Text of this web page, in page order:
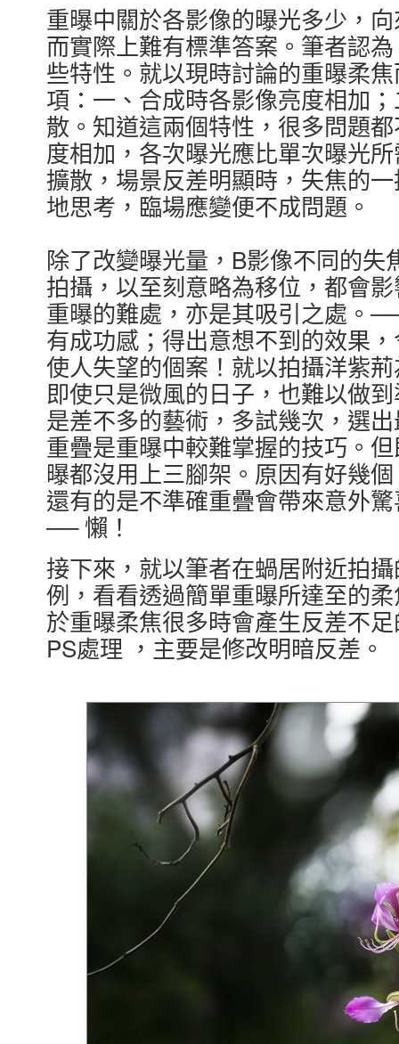
重曝中關於各影像的曝光多少，
而實際上難有標準答案。筆者認
些特性。就以現時討論的重曝柔
項：一、合成時各影像亮度相加
散。知道這兩個特性，很多問題
度相加，各次曝光應比單次曝光
擴散，場景反差明顯時，失焦的
地思考，臨場應變便不成問題。
除了改變曝光量，B影像不同的
拍攝，以至刻意略為移位，都會
重曝的難處，亦是其吸引之處。
有成功感；得出意想不到的效果
使人失望的個案！就以拍攝洋紫
即使只是微風的日子，也難以做
是差不多的藝術，多試幾次，選
重疊是重曝中較難掌握的技巧。
曝都沒用上三腳架。原因有好幾
還有的是不準確重疊會帶來意外
── 懶！
接下來，就以筆者在蝸居附近拍
例，看看透過簡單重曝所達至的
於重曝柔焦很多時會產生反差不
PS處理 ，主要是修改明暗反差。